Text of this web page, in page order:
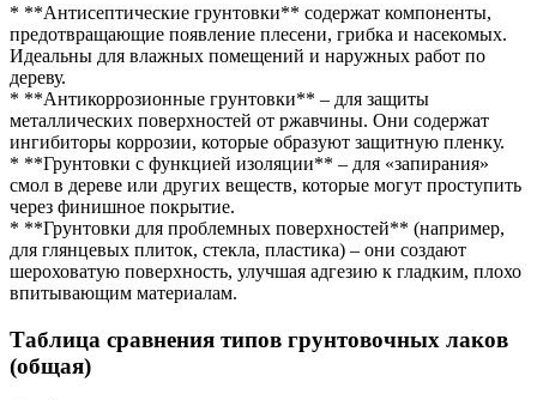
* **Антисептические грунтовки** содержат компоненты,
предотвращающие появление плесени, грибка и насекомых.
Идеальны для влажных помещений и наружных работ по
дереву.
* **Антикоррозионные грунтовки** – для защиты
металлических поверхностей от ржавчины. Они содержат
ингибиторы коррозии, которые образуют защитную пленку.
* **Грунтовки с функцией изоляции** – для «запирания»
смол в дереве или других веществ, которые могут проступить
через финишное покрытие.
* **Грунтовки для проблемных поверхностей** (например,
для глянцевых плиток, стекла, пластика) – они создают
шероховатую поверхность, улучшая адгезию к гладким, плохо
впитывающим материалам.
Таблица сравнения типов грунтовочных лаков
(общая)